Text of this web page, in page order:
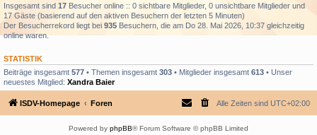
Insgesamt sind 17 Besucher online :: 0 sichtbare Mitglieder, 0 unsichtbare Mitglieder und
17 Gäste (basierend auf den aktiven Besuchern der letzten 5 Minuten)
Der Besucherrekord liegt bei 935 Besuchern, die am Do 28. Mai 2026, 10:37 gleichzeitig
online waren.
STATISTIK
Beiträge insgesamt 577 • Themen insgesamt 303 • Mitglieder insgesamt 613 • Unser
neuestes Mitglied: Xandra Baier
ISDV-Homepage Foren Alle Zeiten sind UTC+02:00
Powered by phpBB® Forum Software © phpBB Limited